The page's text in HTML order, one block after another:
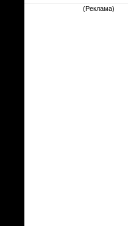
(Реклама)